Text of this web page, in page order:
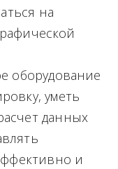
на
оборудование
уметь
данных
и